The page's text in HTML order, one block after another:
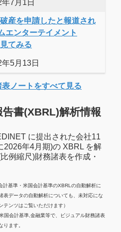
7月1日
産を申請したと報道され
エンターテイメント
てみる
5月13日
ノートをすべて見る
書(XBRL)解析情報
に提出された会社11
2026年4月期)の XBRL を解
例縮尺)財務諸表を作成・
基準・米国会計基準のXBRLの自動解析に
表データの自動解析についても、未対応にな
テンツはご覧いただけます）
国会計基準,金融業等で、ビジュアル財務諸表
ります。